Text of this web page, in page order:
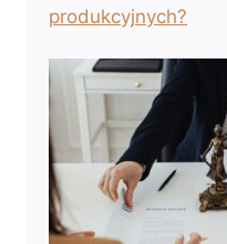
produkcyjnych?